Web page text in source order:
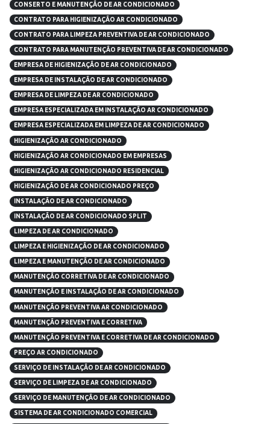
CONSERTO E MANUTENÇÃO DE AR CONDICIONADO
CONTRATO PARA HIGIENIZAÇÃO AR CONDICIONADO
CONTRATO PARA LIMPEZA PREVENTIVA DE AR CONDICIONADO
CONTRATO PARA MANUTENÇÃO PREVENTIVA DE AR CONDICIONADO
EMPRESA DE HIGIENIZAÇÃO DE AR CONDICIONADO
EMPRESA DE INSTALAÇÃO DE AR CONDICIONADO
EMPRESA DE LIMPEZA DE AR CONDICIONADO
EMPRESA ESPECIALIZADA EM INSTALAÇÃO AR CONDICIONADO
EMPRESA ESPECIALIZADA EM LIMPEZA DE AR CONDICIONADO
HIGIENIZAÇÃO AR CONDICIONADO
HIGIENIZAÇÃO AR CONDICIONADO EM EMPRESAS
HIGIENIZAÇÃO AR CONDICIONADO RESIDENCIAL
HIGIENIZAÇÃO DE AR CONDICIONADO PREÇO
INSTALAÇÃO DE AR CONDICIONADO
INSTALAÇÃO DE AR CONDICIONADO SPLIT
LIMPEZA DE AR CONDICIONADO
LIMPEZA E HIGIENIZAÇÃO DE AR CONDICIONADO
LIMPEZA E MANUTENÇÃO DE AR CONDICIONADO
MANUTENÇÃO CORRETIVA DE AR CONDICIONADO
MANUTENÇÃO E INSTALAÇÃO DE AR CONDICIONADO
MANUTENÇÃO PREVENTIVA AR CONDICIONADO
MANUTENÇÃO PREVENTIVA E CORRETIVA
MANUTENÇÃO PREVENTIVA E CORRETIVA DE AR CONDICIONADO
PREÇO AR CONDICIONADO
SERVIÇO DE INSTALAÇÃO DE AR CONDICIONADO
SERVIÇO DE LIMPEZA DE AR CONDICIONADO
SERVIÇO DE MANUTENÇÃO DE AR CONDICIONADO
SISTEMA DE AR CONDICIONADO COMERCIAL